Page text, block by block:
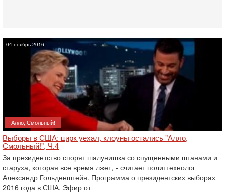
04 ноябрь 2016
Алло, Смольный!
Выборы в США: цирк уехал, клоуны остались "Алло,
Смольный!", Ч.4
За президентство спорят шалунишка со спущенными штанами и
старуха, которая все время лжет, - считает политтехнолог
Александр Гольденштейн. Программа о президентских выборах
2016 года в США. Эфир от